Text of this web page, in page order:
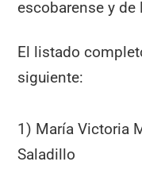
escobarense y
El listado
siguiente:
1) María Victoria
Saladillo